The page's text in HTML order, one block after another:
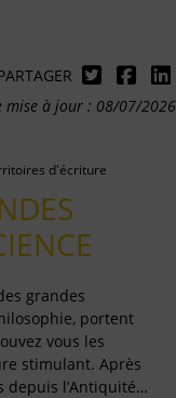
mise à jour : 08/07/2026
d'écriture
grandes
portent
vous les
stimulant. Après
depuis l’Antiquité…